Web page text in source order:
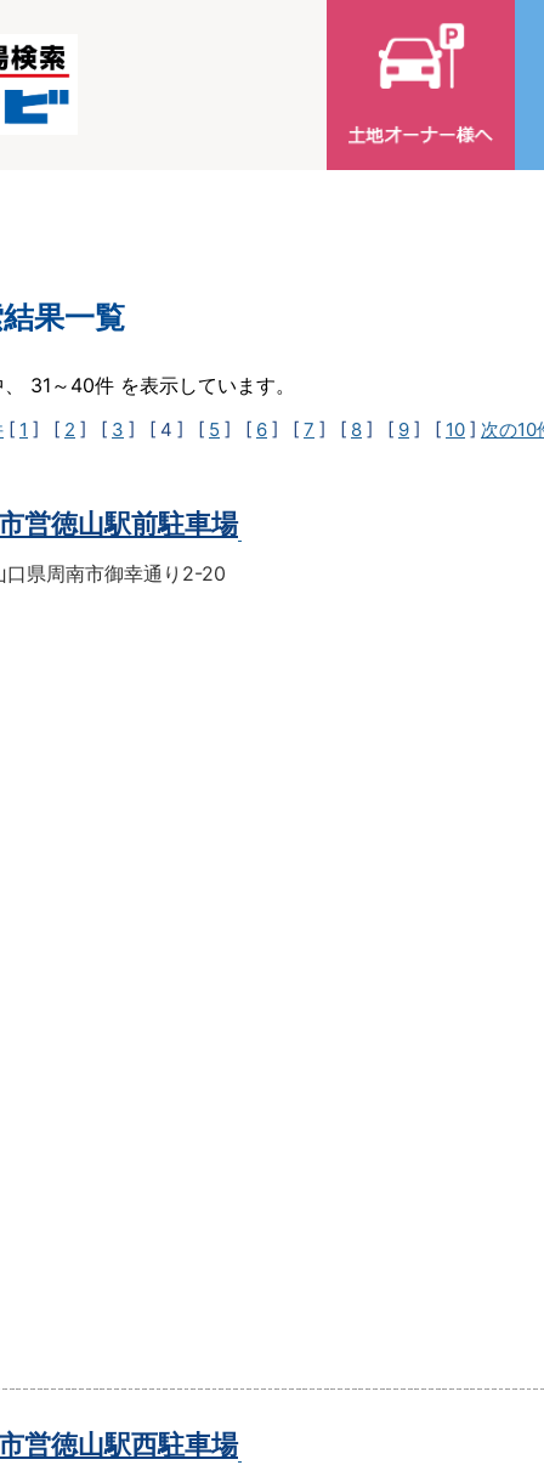
果一覧
31～40件 を表示しています。
[ 1 ] [ 2 ] [ 3 ] [ 4 ] [ 5 ] [ 6 ] [ 7 ] [ 8 ] [ 9 ] [ 10 ] 次の10
営徳山駅前駐車場
口県周南市御幸通り2-20
営徳山駅西駐車場